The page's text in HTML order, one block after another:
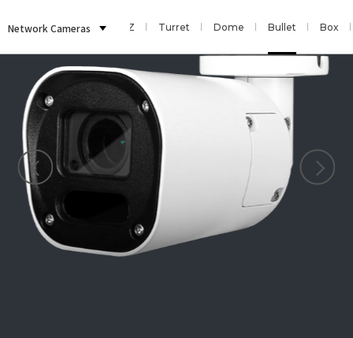
Network Cameras
Fisheye PTZ Turret Dome Bullet Box